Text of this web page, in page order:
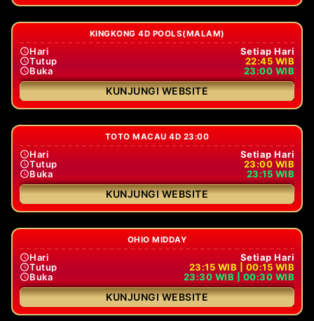
KINGKONG 4D POOLS(MALAM)
Hari
Setiap Hari
Tutup
22:45 WIB
Buka
23:00 WIB
KUNJUNGI WEBSITE
TOTO MACAU 4D 23:00
Hari
Setiap Hari
Tutup
23:00 WIB
Buka
23:15 WIB
KUNJUNGI WEBSITE
OHIO MIDDAY
Hari
Setiap Hari
Tutup
23:15 WIB | 00:15 WIB
Buka
23:30 WIB | 00:30 WIB
KUNJUNGI WEBSITE